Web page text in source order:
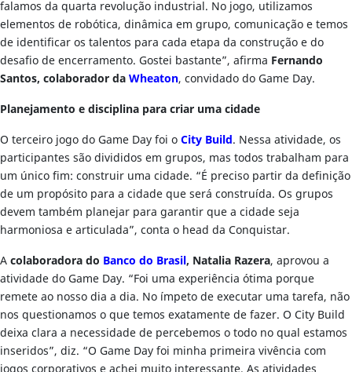
falamos da quarta revolução industrial. No jogo, utilizamos
elementos de robótica, dinâmica em grupo, comunicação e temos
de identificar os talentos para cada etapa da construção e do
desafio de encerramento. Gostei bastante”, afirma Fernando
Santos, colaborador daWheaton, convidado do Game Day.
Planejamento e disciplina para criar uma cidade
O terceiro jogo do Game Day foi oCity Build. Nessa atividade, os
participantes são divididos em grupos, mas todos trabalham para
um único fim: construir uma cidade. “É preciso partir da definição
de um propósito para a cidade que será construída. Os grupos
devem também planejar para garantir que a cidade seja
harmoniosa e articulada”, conta o head da Conquistar.
Acolaboradora do Banco do Brasil, Natalia Razera, aprovou a
atividade do Game Day. “Foi uma experiência ótima porque
remete ao nosso dia a dia. No ímpeto de executar uma tarefa, não
nos questionamos o que temos exatamente de fazer. O City Build
deixa clara a necessidade de percebemos o todo no qual estamos
inseridos”, diz. “O Game Day foi minha primeira vivência com